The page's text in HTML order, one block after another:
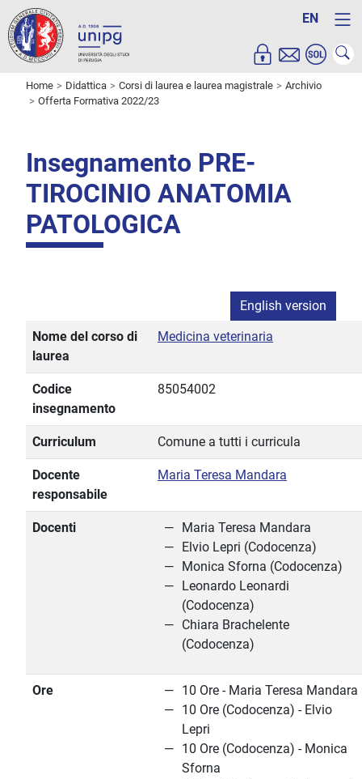
EN
Home Didattica Corsi di laurea e laurea magistrale
Archivio
Offerta Formativa 2022/23
Insegnamento PRE-
TIROCINIO ANATOMIA
PATOLOGICA
English version
Nome del corso di
laurea
Medicina veterinaria
Codice
insegnamento
85054002
Curriculum Comune a tutti i curricula
Docente
responsabile
Maria Teresa Mandara
Docenti
Maria Teresa Mandara
Elvio Lepri (Codocenza)
Monica Sforna (Codocenza)
Leonardo Leonardi
(Codocenza)
Chiara Brachelente
(Codocenza)
Ore
10 Ore - Maria Teresa Mandara
10 Ore (Codocenza) - Elvio
Lepri
10 Ore (Codocenza) - Monica
Sforna